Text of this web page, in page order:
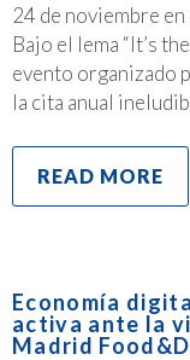
24 de noviembre
Bajo el lema “It’s
evento organizado
la cita anual
READ MORE
Economía
activa ante la
Madrid